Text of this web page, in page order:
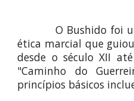
O Bushido foi um
ética marcial que
desde o século XII
"Caminho do
princípios básicos